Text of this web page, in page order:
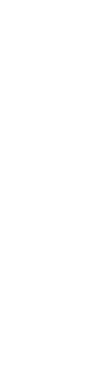
pengalaman